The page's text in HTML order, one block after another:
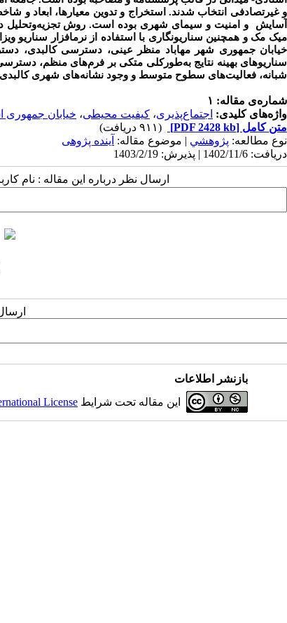
و غیرتصادفی انتخاب شدند. استخراج و تدوین معیارها، ابعاد و
آسایش و امنیت و سیمای شهری بوده است. روش تجزیه‌وتحلیل
میک مک و همچنین سناریونگاری با استفاده از نرم­افزار سناریو
خیابان جمهوری شهر مهاباد منظر عینی، دسترسی کالبدی،
سناریوهای بهینه نتایج به‌طورکلی متکی بر فرم‌های منظم،
شبانه، فعالیت‌های سطوح متوسط و وجود نشانه‌های شهری
شماره‌ی مقاله: ۱
واژه‌های کلیدی: اجتماع‌پذیری، کیفیت محیطی، خیابان جمهوری
متن کامل [PDF 2428 kb]
(۹۱۱ دریافت)
نوع مطالعه: پژوهشي | موضوع مقاله: آینده پژوهی
دریافت: 1402/11/6 | پذیرش: 1403/2/19
ارسال نظر درباره این مقاله : نام
بازنشر اطلاعات
این مقاله تحت شرایط License